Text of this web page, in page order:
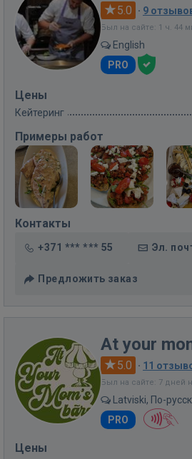
5.0 · 9
Был на сайте: 1 ч. 44
English
PRO
Цены
Кейтеринг
Примеры работ
Контакты
+371 *** *** 55 Эл.
Предложить заказ
At your
5.0 · 11
Был на сайте: 7 дней
Latviski, По-
PRO
Цены